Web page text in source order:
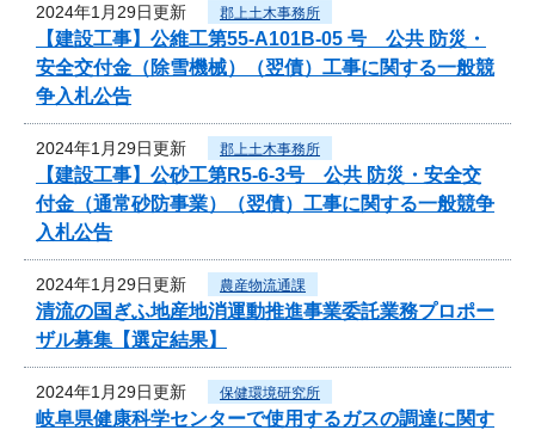
2024年1月29日更新 郡上土木事務所
【建設工事】公維工第55-A101B-05 号 公共 防災・
安全交付金（除雪機械）（翌債）工事に関する一般競
争入札公告
2024年1月29日更新 郡上土木事務所
【建設工事】公砂工第R5-6-3号 公共 防災・安全交
付金（通常砂防事業）（翌債）工事に関する一般競争
入札公告
2024年1月29日更新 農産物流通課
清流の国ぎふ地産地消運動推進事業委託業務プロポー
ザル募集【選定結果】
2024年1月29日更新 保健環境研究所
岐阜県健康科学センターで使用するガスの調達に関す